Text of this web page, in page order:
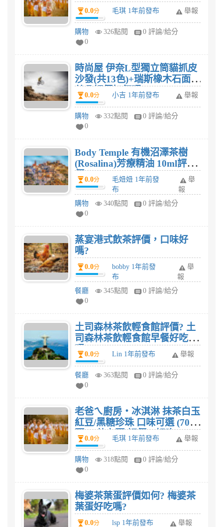
0.0分 毛琪 1年前發布 舉報
購物 326點閱
0 評論/給分
0
時尚屋 伊奈L型獨立筒貓抓皮
沙發(共13色)+瑞斯橡木石面大
茶几評價如何呢?
0.0分 小吉 1年前發布 舉報
購物 332點閱
0 評論/給分
0
Body Temple 有機沼澤茶樹
(Rosalina)芳療精油 10ml評
價?0.0分
毛妞妞 1年前發
布
舉
報
購物
340點閱
0 評論/給分
0
蒸宴港式飲茶評價，口味好
嗎?
0.0分
bobby 1年前發
布
舉
報
餐廳
345點閱
0 評論/給分
0
土司森林茶飲輕食館評價? 土
司森林茶飲輕食館早餐好吃
嗎?0.0分 Lin 1年前發布 舉報
餐廳 363點閱
0 評論/給分
0
老爸ㄟ廚房‧冰淇淋 抹茶白玉
紅豆/黑糖珍珠 口味可選 (70g/
顆 ，共六顆)評價、好吃?
0.0分 毛琪 1年前發布 舉報
購物 318點閱
0 評論/給分
0
梅婆茶葉蛋評價如何? 梅婆茶
葉蛋好吃嗎?
0.0分 lsp 1年前發布 舉報